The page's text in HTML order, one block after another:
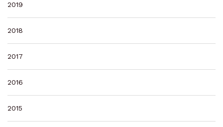
2019
2018
2017
2016
2015